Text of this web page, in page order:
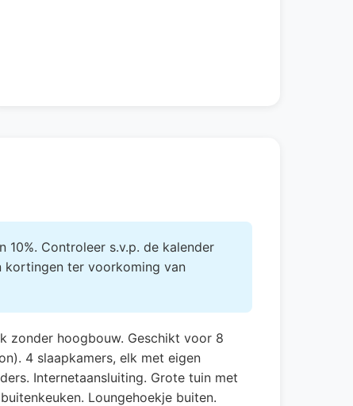
Controleer s.v.p. de kalender
kortingen ter voorkoming van
zonder hoogbouw. Geschikt voor 8
4 slaapkamers, elk met eigen
Internetaansluiting. Grote tuin met
Loungehoekje buiten.